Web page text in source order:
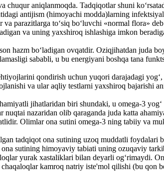
aniqlanmoqda. Tadqiqotlar shuni
antijism (himoyachi modda)larning
parazitlarga to‘siq bo‘luvchi «normal flora»
va uning yaxshiroq ishlashiga imkon
hazm bo‘ladigan ovqatdir. Oziqjihatdan juda
sababli, u bu energiyani boshqa tana
qondirish uchun yuqori darajadagi
va ular aqliy testlarni yaxshiroq bajarishi
jihatlaridan biri shundaki, u omega-3
nazaridan olib qaraganda juda katta
Olimlar ona sutini omega-3 ning tabiiy va
tadqiqot ona sutining uzoq muddatli
sutining himoyaviy tabiati uning ozuqaviy
yurak xastaliklari bilan deyarli og‘rimaydi.
kamroq natriy iste'mol qilishi (bu